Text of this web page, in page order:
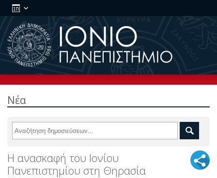
Νέα
Η ανασκαφή του Ιονίου
Πανεπιστημίου στη Θηρασία